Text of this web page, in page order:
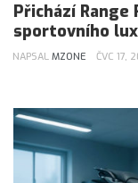
Přichází
sportovního
NAPSAL MZONE ČVC 17,